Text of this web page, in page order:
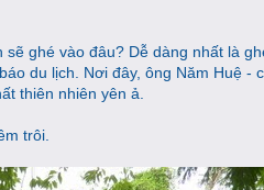
ghé vào đâu? Dễ dàng nhất là
du lịch. Nơi đây, ông Năm Huệ -
thiên nhiên yên ả.
trôi.